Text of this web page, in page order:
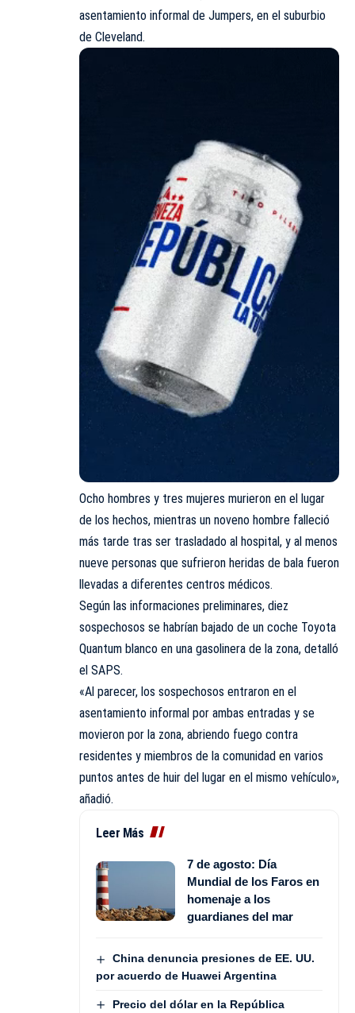
asentamiento informal de Jumpers, en el suburbio
de Cleveland.
Ocho hombres y tres mujeres murieron en el lugar
de los hechos, mientras un noveno hombre falleció
más tarde tras ser trasladado al hospital, y al menos
nueve personas que sufrieron heridas de bala fueron
llevadas a diferentes centros médicos.
Según las informaciones preliminares, diez
sospechosos se habrían bajado de un coche Toyota
Quantum blanco en una gasolinera de la zona, detalló
el SAPS.
«Al parecer, los sospechosos entraron en el
asentamiento informal por ambas entradas y se
movieron por la zona, abriendo fuego contra
residentes y miembros de la comunidad en varios
puntos antes de huir del lugar en el mismo vehículo»,
añadió.
Leer Más
7 de agosto: Día
Mundial de los Faros en
homenaje a los
guardianes del mar
China denuncia presiones de EE. UU.
por acuerdo de Huawei Argentina
Precio del dólar en la República